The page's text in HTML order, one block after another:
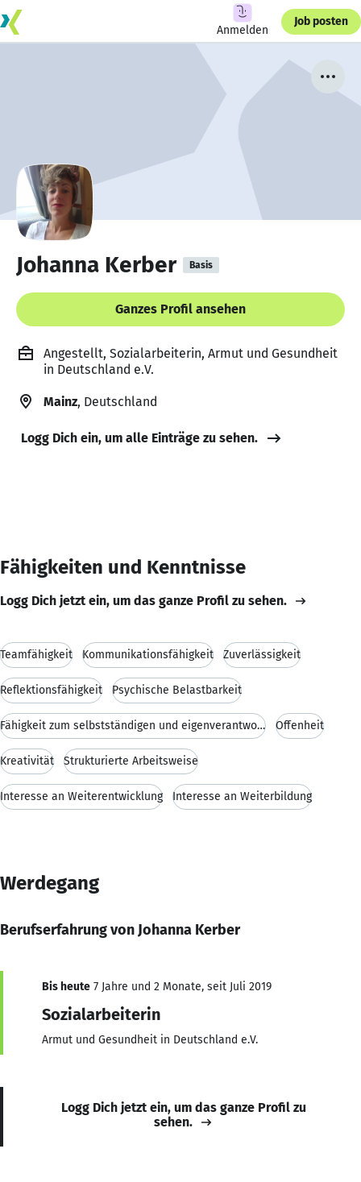
Anmelden
Job posten
Johanna Kerber Basis
Ganzes Profil ansehen
Angestellt, Sozialarbeiterin, Armut und Gesundheit
in Deutschland e.V.
Mainz, Deutschland
Logg Dich ein, um alle Einträge zu sehen.
Fähigkeiten und Kenntnisse
Logg Dich jetzt ein, um das ganze Profil zu sehen.
Teamfähigkeit Kommunikationsfähigkeit Zuverlässigkeit
Reflektionsfähigkeit Psychische Belastbarkeit
Fähigkeit zum selbstständigen und eigenverantwortlichen Handeln Offenheit
Kreativität Strukturierte Arbeitsweise
Interesse an Weiterentwicklung Interesse an Weiterbildung
Werdegang
Berufserfahrung von Johanna Kerber
Bis heute 7 Jahre und 2 Monate, seit Juli 2019
Sozialarbeiterin
Armut und Gesundheit in Deutschland e.V.
Logg Dich jetzt ein, um das ganze Profil zu
sehen.